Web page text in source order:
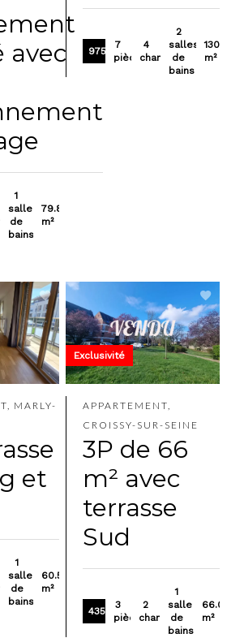
avec
1
salle
de
bains
79.86
m²
975 000 €
7
pièces
4
chambres
2
salles
de
bains
130
m²
MARLY-
et
1
salle
de
bains
60.57
m²
APPARTEMENT,
CROISSY-SUR-SEINE
3P de 66
m² avec
terrasse
Sud
435 000 €
3
pièces
2
chambres
1
salle
de
bains
66.06
m²
Exclusivité